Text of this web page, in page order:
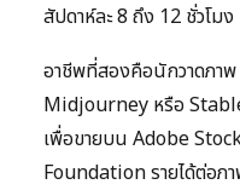
สัปดาห์ละ 8 ถึง 12 ชั่วโมง
อาชีพที่สองคือนักวาดภา
Midjourney หรือ
เพื่อขายบน Adobe
Foundation รายได้ต่อภ